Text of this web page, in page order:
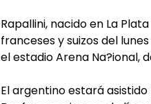
Rapallini, nacido en La
franceses y suizos del
el estadio Arena Na?ional,
El argentino estará